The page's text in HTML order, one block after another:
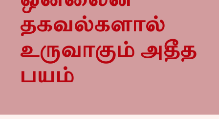
தகவல்களால்
உருவாகும் அதீத
பயம்